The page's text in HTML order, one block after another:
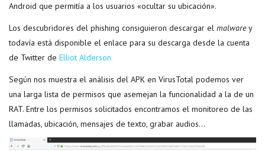
Android que permitía a los usuarios «ocultar su ubicación».
Los descubridores del phishing consiguieron descargar el malwarey
todavía está disponible el enlace para su descarga desde la cuenta
de Twitter de Elliot Alderson
Según nos muestra el análisis del APK en VirusTotal podemos ver
una larga lista de permisos que asemejan la funcionalidad a la de un
RAT. Entre los permisos solicitados encontramos el monitoreo de las
llamadas, ubicación, mensajes de texto, grabar audios…